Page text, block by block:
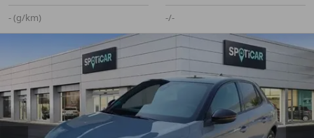
- (g/km)
-/-